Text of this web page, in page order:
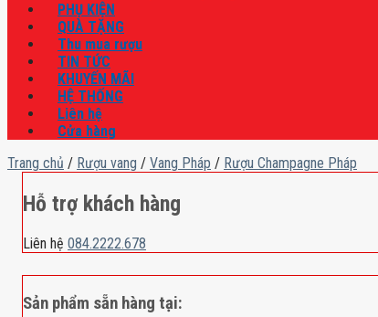
PHỤ KIỆN
QUÀ TẶNG
Thu mua rượu
TIN TỨC
KHUYẾN MÃI
HỆ THỐNG
Liên hệ
Cửa hàng
Trang chủ / Rượu vang / Vang Pháp / Rượu Champagne Pháp
Hỗ trợ khách hàng
Liên hệ 084.2222.678
Sản phẩm sẵn hàng tại: